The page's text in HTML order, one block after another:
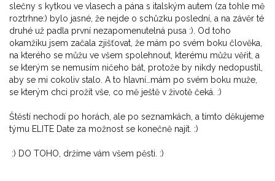
slečny s kytkou ve vlasech a pána s italským autem (za tohle mě
roztrhne:) bylo jasné, že nejde o schůzku poslední, a na závěr té
druhé už padla první nezapomenutelná pusa :). Od toho
okamžiku jsem začala zjišťovat, že mám po svém boku člověka,
na kterého se můžu ve všem spolehnout, kterému můžu věřit, a
se kterým se nemusím ničeho bát, protože by nikdy nedopustil,
aby se mi cokoliv stalo. A to hlavní…mám po svém boku muže,
se kterým chci prožít vše, co mě ještě v životě čeká. :)
Štěstí nechodí po horách, ale po seznamkách, a tímto děkujeme
týmu ELITE Date za možnost se konečně najít. :)
:) DO TOHO, držíme vám všem pěsti. :)